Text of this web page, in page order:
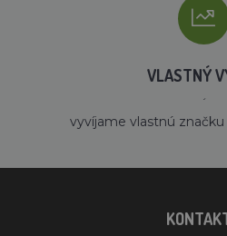
VLASTNÝ
´
vyvíjame vlastnú